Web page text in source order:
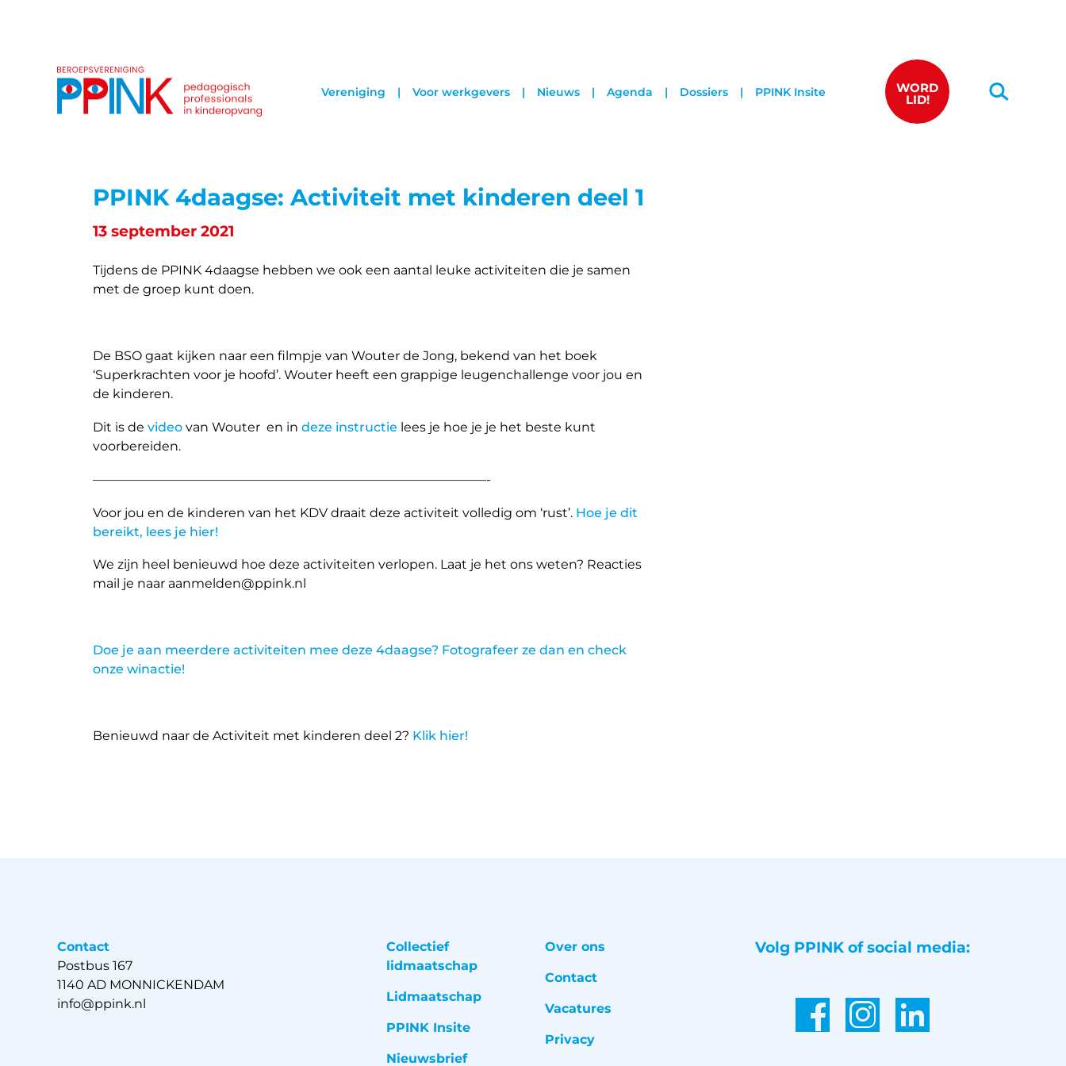
Vereniging Voor werkgevers Nieuws Agenda Dossiers PPINK Insite WORD
LID!
PPINK 4daagse: Activiteit met kinderen deel 1
13 september 2021
Tijdens de PPINK 4daagse hebben we ook een aantal leuke activiteiten die je samen
met de groep kunt doen.
De BSO gaat kijken naar een filmpje van Wouter de Jong, bekend van het boek
‘Superkrachten voor je hoofd’. Wouter heeft een grappige leugenchallenge voor jou en
de kinderen.
Dit is de video van Wouter en in deze instructie lees je hoe je je het beste kunt
voorbereiden.
———————————————————————————————-
Voor jou en de kinderen van het KDV draait deze activiteit volledig om ‘rust’. Hoe je dit
bereikt, lees je hier!
We zijn heel benieuwd hoe deze activiteiten verlopen. Laat je het ons weten? Reacties
mail je naar aanmelden@ppink.nl
Doe je aan meerdere activiteiten mee deze 4daagse? Fotografeer ze dan en check
onze winactie!
Benieuwd naar de Activiteit met kinderen deel 2? Klik hier!
Contact
Postbus 167
1140 AD MONNICKENDAM
info@ppink.nl
Collectief
lidmaatschap
Lidmaatschap
PPINK Insite
Nieuwsbrief
Over ons
Contact
Vacatures
Privacy
Volg PPINK of social media: